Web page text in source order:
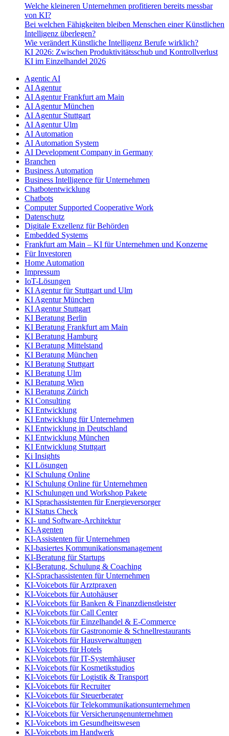
Welche kleineren Unternehmen profitieren bereits messbar
von KI?
Bei welchen Fähigkeiten bleiben Menschen einer Künstlichen
Intelligenz überlegen?
Wie verändert Künstliche Intelligenz Berufe wirklich?
KI 2026: Zwischen Produktivitätsschub und Kontrollverlust
KI im Einzelhandel 2026
Agentic AI
AI Agentur
AI Agentur Frankfurt am Main
AI Agentur München
AI Agentur Stuttgart
AI Agentur Ulm
AI Automation
AI Automation System
AI Development Company in Germany
Branchen
Business Automation
Business Intelligence für Unternehmen
Chatbotentwicklung
Chatbots
Computer Supported Cooperative Work
Datenschutz
Digitale Exzellenz für Behörden
Embedded Systems
Frankfurt am Main – KI für Unternehmen und Konzerne
Für Investoren
Home Automation
Impressum
IoT-Lösungen
KI Agentur für Stuttgart und Ulm
KI Agentur München
KI Agentur Stuttgart
KI Beratung Berlin
KI Beratung Frankfurt am Main
KI Beratung Hamburg
KI Beratung Mittelstand
KI Beratung München
KI Beratung Stuttgart
KI Beratung Ulm
KI Beratung Wien
KI Beratung Zürich
KI Consulting
KI Entwicklung
KI Entwicklung für Unternehmen
KI Entwicklung in Deutschland
KI Entwicklung München
KI Entwicklung Stuttgart
Ki Insights
KI Lösungen
KI Schulung Online
KI Schulung Online für Unternehmen
KI Schulungen und Workshop Pakete
KI Sprachassistenten für Energieversorger
KI Status Check
KI- und Software-Architektur
KI-Agenten
KI-Assistenten für Unternehmen
KI-basiertes Kommunikationsmanagement
KI-Beratung für Startups
KI-Beratung, Schulung & Coaching
KI-Sprachassistenten für Unternehmen
KI-Voicebots für Arztpraxen
KI-Voicebots für Autohäuser
KI-Voicebots für Banken & Finanzdienstleister
KI-Voicebots für Call Center
KI-Voicebots für Einzelhandel & E-Commerce
KI-Voicebots für Gastronomie & Schnellrestaurants
KI-Voicebots für Hausverwaltungen
KI-Voicebots für Hotels
KI-Voicebots für IT-Systemhäuser
KI-Voicebots für Kosmetikstudios
KI-Voicebots für Logistik & Transport
KI-Voicebots für Recruiter
KI-Voicebots für Steuerberater
KI-Voicebots für Telekommunikationsunternehmen
KI-Voicebots für Versicherungenunternehmen
KI-Voicebots im Gesundheitswesen
KI-Voicebots im Handwerk